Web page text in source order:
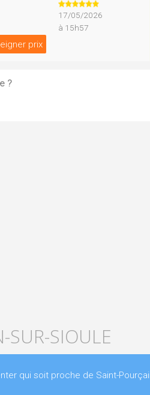
prix
17/05/2026
à 15h57
?
SUR-SIOULE
qui soit proche de Saint-